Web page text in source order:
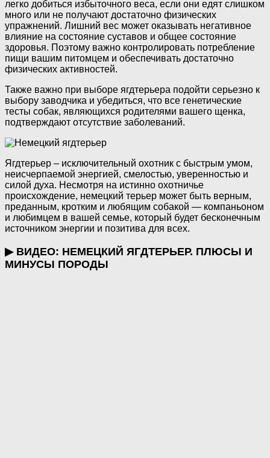
легко добиться избыточного веса, если они едят слишком
много или не получают достаточно физических
упражнений. Лишний вес может оказывать негативное
влияние на состояние суставов и общее состояние
здоровья. Поэтому важно контролировать потребление
пищи вашим питомцем и обеспечивать достаточно
физических активностей.
Также важно при выборе ягдтерьера подойти серьезно к
выбору заводчика и убедиться, что все генетические
тесты собак, являющихся родителями вашего щенка,
подтверждают отсутствие заболеваний.
Ягдтерьер – исключительный охотник с быстрым умом,
неисчерпаемой энергией, смелостью, уверенностью и
силой духа. Несмотря на истинно охотничье
происхождение, немецкий терьер может быть верным,
преданным, кротким и любящим собакой — компаньоном
и любимцем в вашей семье, который будет бесконечным
источником энергии и позитива для всех.
▶ ВИДЕО: НЕМЕЦКИЙ ЯГДТЕРЬЕР. ПЛЮСЫ И
МИНУСЫ ПОРОДЫ